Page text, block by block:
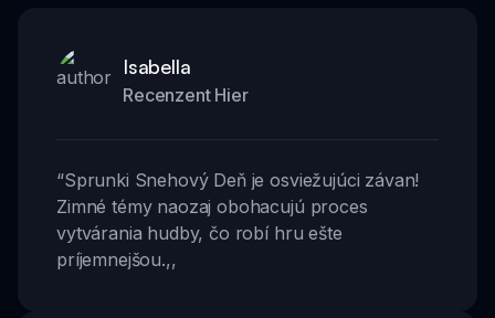
Isabella
Recenzent Hier
“Sprunki Snehový Deň je osviežujúci závan!
Zimné témy naozaj obohacujú proces
vytvárania hudby, čo robí hru ešte
príjemnejšou.,,